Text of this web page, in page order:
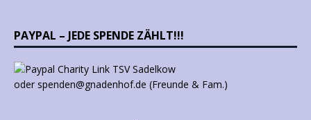
PAYPAL – JEDE SPENDE ZÄHLT!!!
oder spenden@gnadenhof.de (Freunde & Fam.)